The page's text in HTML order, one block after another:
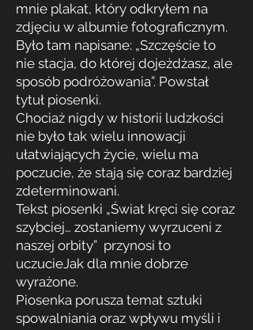
mnie plakat, który odkryłem na
zdjęciu w albumie fotograficznym.
Było tam napisane: „Szczęście to
nie stacja, do której dojeżdżasz, ale
sposób podróżowania”. Powstał
tytuł piosenki.
Chociaż nigdy w historii ludzkości
nie było tak wielu innowacji
ułatwiających życie, wielu ma
poczucie, że stają się coraz bardziej
zdeterminowani.
Tekst piosenki „Świat kręci się coraz
szybciej… zostaniemy wyrzuceni z
naszej orbity” przynosi to
uczucieJak dla mnie dobrze
wyrażone.
Piosenka porusza temat sztuki
spowalniania oraz wpływu myśli i